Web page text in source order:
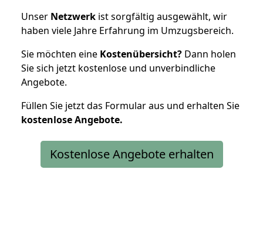
Unser Netzwerk ist sorgfältig ausgewählt, wir
haben viele Jahre Erfahrung im Umzugsbereich.
Sie möchten eine Kostenübersicht? Dann holen
Sie sich jetzt kostenlose und unverbindliche
Angebote.
Füllen Sie jetzt das Formular aus und erhalten Sie
kostenloseAngebote.
Kostenlose Angebote erhalten